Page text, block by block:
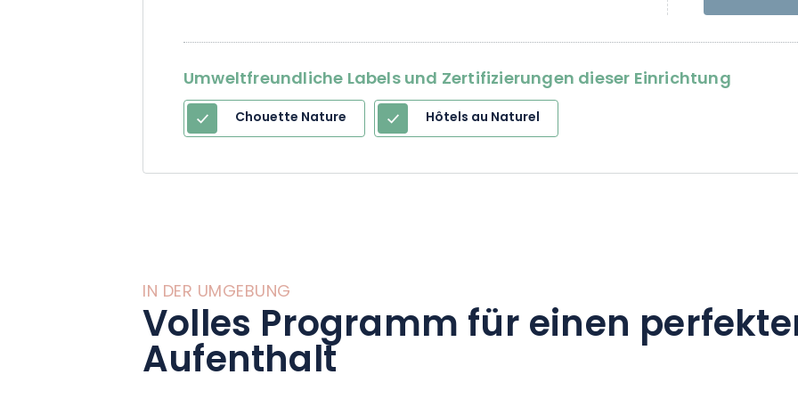
Umweltfreundliche Labels und Zertifizierungen dieser Einrichtung
Chouette Nature Hôtels au Naturel
IN DER UMGEBUNG
Volles Programm für einen
Aufenthalt